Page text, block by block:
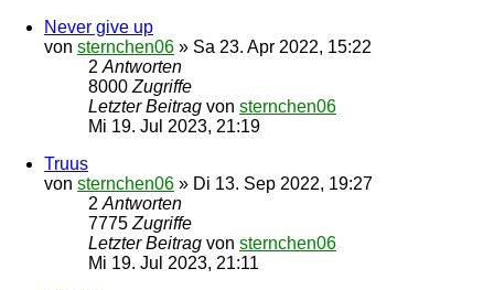
Never give up
von sternchen06 » Sa 23. Apr 2022, 15:22
2 Antworten
8000 Zugriffe
Letzter Beitrag von sternchen06
Mi 19. Jul 2023, 21:19
Truus
von sternchen06 » Di 13. Sep 2022, 19:27
2 Antworten
7775 Zugriffe
Letzter Beitrag von sternchen06
Mi 19. Jul 2023, 21:11